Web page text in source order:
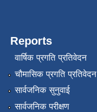
Reports
वार्षिक प्रगति प्रतिवेदन
चौमासिक प्रगति प्रतिवेदन
सार्वजनिक सुनुवाई
सार्वजनिक परीक्षण